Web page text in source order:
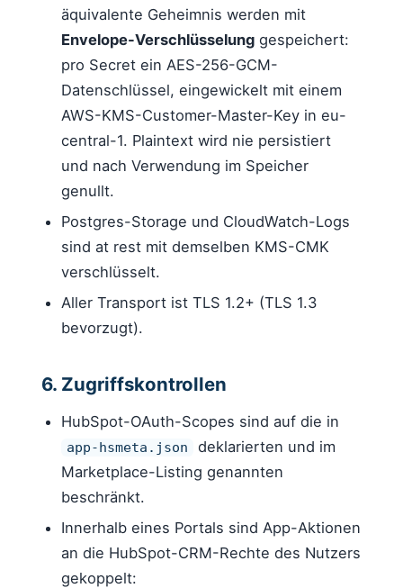
äquivalente Geheimnis werden mit
Envelope-Verschlüsselunggespeichert:
pro Secret ein AES-256-GCM-
Datenschlüssel, eingewickelt mit einem
AWS-KMS-Customer-Master-Key in eu-
central-1. Plaintext wird nie persistiert
und nach Verwendung im Speicher
genullt.
Postgres-Storage und CloudWatch-Logs
sind at rest mit demselben KMS-CMK
verschlüsselt.
Aller Transport ist TLS 1.2+ (TLS 1.3
bevorzugt).
6. Zugriffskontrollen
HubSpot-OAuth-Scopes sind auf die in
app-hsmeta.json
deklarierten und im
Marketplace-Listing genannten
beschränkt.
Innerhalb eines Portals sind App-Aktionen
an die HubSpot-CRM-Rechte des Nutzers
gekoppelt: